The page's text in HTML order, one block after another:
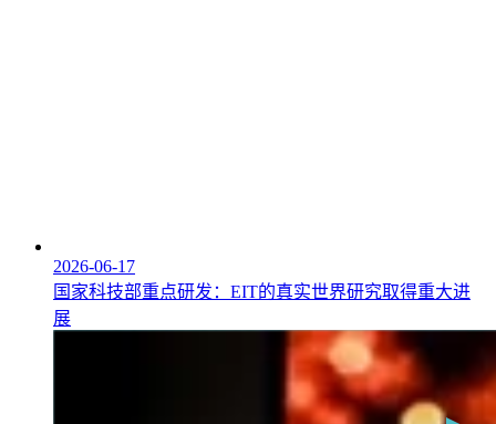
2026-06-17
国家科技部重点研发：EIT的真实世界研究取得重大进
展